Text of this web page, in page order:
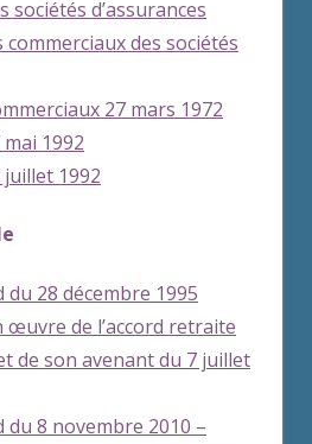
sociétés d’assurances
commerciaux des sociétés
27 mars 1972
mai 1992
juillet 1992
du 28 décembre 1995
œuvre de l’accord retraite
de son avenant du 7 juillet
du 8 novembre 2010 –